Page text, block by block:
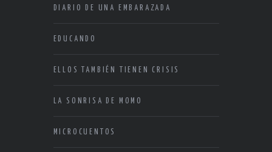
DIARIO DE UNA EMBARAZADA
EDUCANDO
ELLOS TAMBIÉN TIENEN CRISIS
LA SONRISA DE MOMO
MICROCUENTOS